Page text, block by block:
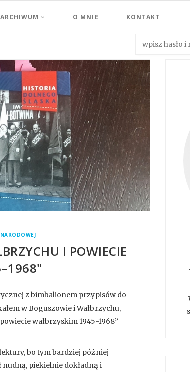
ARCHIWUM O MNIE KONTAKT
I POWIECIE
z bimbalionem przypisów do
w Boguszowie i Wałbrzychu,
wałbrzyskim 1945-1968”
bo tym bardziej później
piekielnie dokładną i